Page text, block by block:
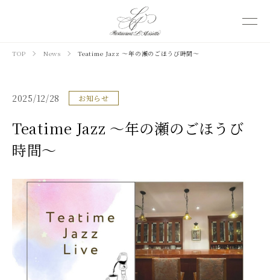
TOP News Teatime Jazz ～年の瀬のごほうび時間〜
2025/12/28 お知らせ
Teatime Jazz ～年の瀬のごほうび
時間〜